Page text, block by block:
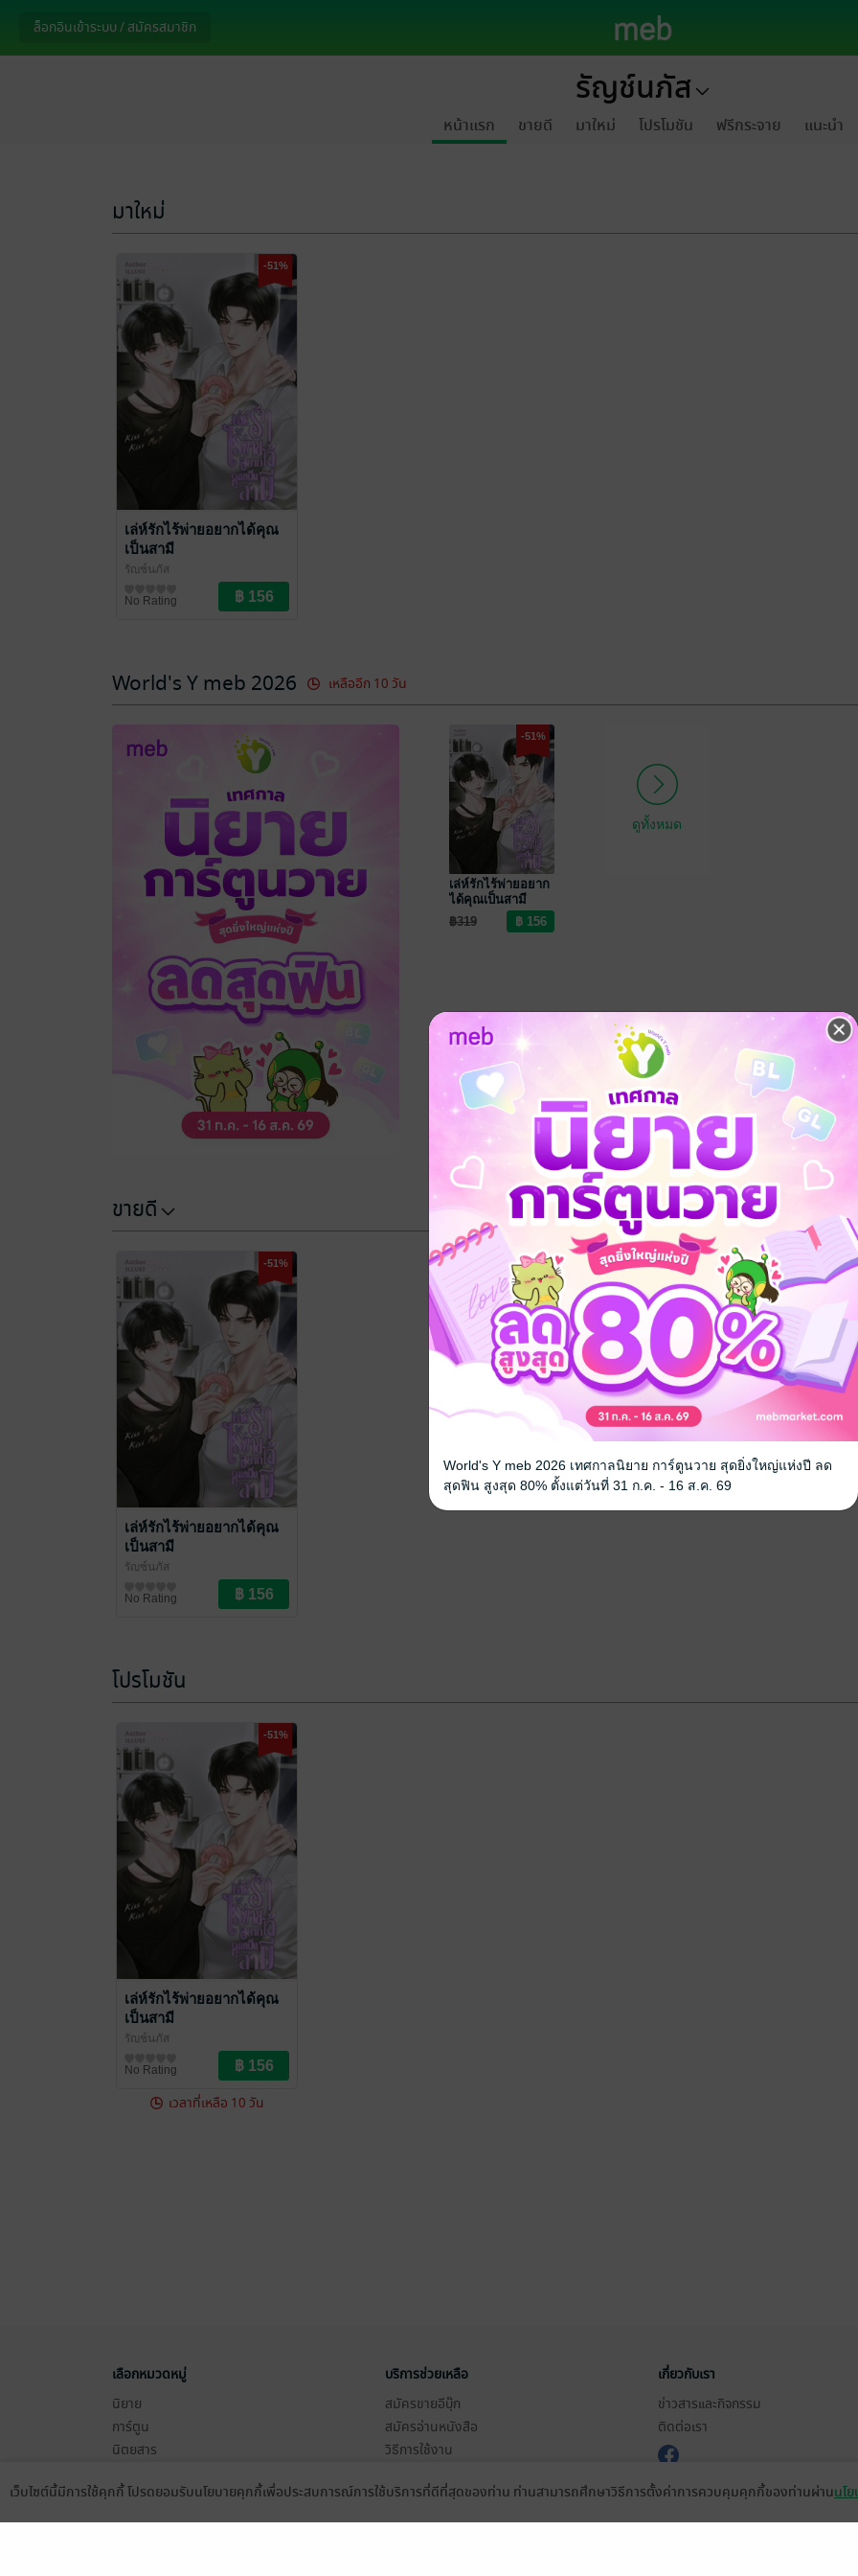
ล็อกอินเข้าระบบ / สมัครสมาชิก
รัญช์นภัส
หน้าแรก ขายดี มาใหม่ โปรโมชัน ฟรีกระจาย แนะนำ
มาใหม่
-51%
เล่ห์รักไร้พ่ายอยากได้คุณ
เป็นสามี
รัญช์นภัส
นิยายวาย Boy Love / Yaoi
No Rating
World's Y meb 2026 เหลืออีก 10 วัน
-51%
เล่ห์รักไร้พ่ายอยาก
ได้คุณเป็นสามี
฿319
ดูทั้งหมด
ขายดี
-51%
เล่ห์รักไร้พ่ายอยากได้คุณ
เป็นสามี
รัญช์นภัส
นิยายวาย Boy Love / Yaoi
No Rating
โปรโมชัน
-51%
เล่ห์รักไร้พ่ายอยากได้คุณ
เป็นสามี
รัญช์นภัส
นิยายวาย Boy Love / Yaoi
No Rating
เวลาที่เหลือ 10 วัน
เลือกหมวดหมู่
นิยาย
การ์ตูน
นิตยสาร
หนังสือเสียง
บุฟเฟต์
บริการช่วยเหลือ
สมัครขายอีบุ๊ก
สมัครอ่านหนังสือ
วิธีการใช้งาน
Stamp คืออะไร?
Gift Code คืออะไร?
เกี่ยวกับเรา
ข่าวสารและกิจกรรม
ติดต่อเรา
เว็บไซต์นี้มีการใช้คุกกี้ โปรดยอมรับนโยบายคุกกี้เพื่อประสบการณ์การใช้บริการที่ดีที่สุดของท่าน ท่านสามารถศึกษาวิธีการตั้งค่าการควบคุมคุกกี้ของท่านผ่านนโ
World's Y meb 2026 เทศกาลนิยาย การ์ตูนวาย สุดยิ่งใหญ่แห่งปี ลด
สุดฟิน สูงสุด 80% ตั้งแต่วันที่ 31 ก.ค. - 16 ส.ค. 69